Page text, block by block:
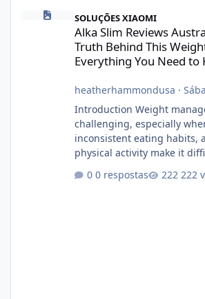
Alka Slim Reviews Australia 2026: The
SOLUÇÕES XIAOMI
Alka Slim Reviews
Truth Behind This
Everything You Need to
heatherhammondusa ·
Introduction Weight
challenging, especially
inconsistent eating habits,
physical activity make it
for dietary supplements
0 respostas 222